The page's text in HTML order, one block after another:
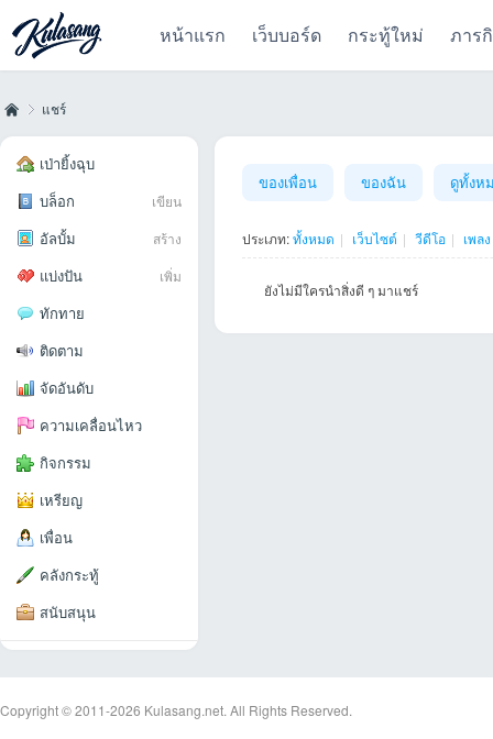
หน้าแรก เว็บบอร์ด กระทู้ใหม่ ภาร
Kul
an
›
แชร์
เป่ายิ้งฉุบ
เขียน
บล็อก
สร้าง
อัลบั้ม
เพิ่ม
แบ่งปัน
ทักทาย
ติดตาม
จัดอันดับ
ความเคลื่อนไหว
กิจกรรม
เหรียญ
เพื่อน
คลังกระทู้
สนับสนุน
ของเพื่อน ของฉัน ดูทั้งห
ประเภท:ทั้งหมด | เว็บไซต์ | วีดีโอ | เพลง
ยังไม่มีใครนำสิ่งดี ๆ มาแชร์
Copyright © 2011-2026 Kulasang.net. All Rights Reserved.